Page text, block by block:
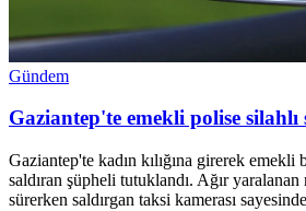
Gündem
Gaziantep'te emekli polise silahlı
Gaziantep'te kadın kılığına girerek emekli
saldıran şüpheli tutuklandı. Ağır
sürerken saldırgan taksi kamerası